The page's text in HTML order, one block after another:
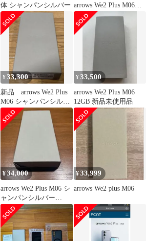
体 シャンパンシルバー arrows We2 Plus M06
256GB シャンパンシル
バー ASMC06004 SIMフ
リー【297】
¥33,300
新品 arrows We2 Plus
M06 シャンパンシルバ
ー
¥33,500
arrows We2 Plus M06
12GB 新品未使用品
¥34,000
arrows We2 Plus M06 シ
ャンパンシルバー
(IIJmio版)
¥33,999
arrows We2 plus M06